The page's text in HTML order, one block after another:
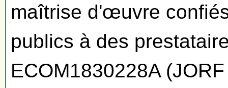
maîtrise d'œuvre
publics à des
ECOM1830228A